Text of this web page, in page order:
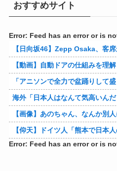
おすすめサイト
Error: Feed has an error or is
【日向坂46】Zepp Osaka、客
【動画】自動ドアの仕組みを理
「アニソンで全力で盆踊りして盛り上がる日本人たち。伝統もオタクもこの熱量、素
海外「日本人はなんて気高いんだ！」 英高級紙も
【画像】あのちゃん、なんか別
【仰天】ドイツ人「熊本で日本人の底力を見た…!」熊本で生まれて初めて震度7の
Error: Feed has an error or is